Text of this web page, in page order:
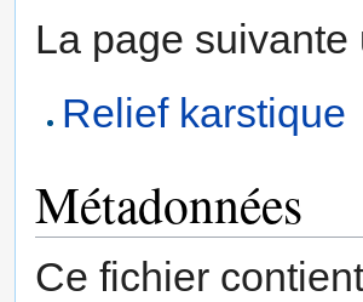
La page
Relief karstique
Métadonnées
Ce fichier